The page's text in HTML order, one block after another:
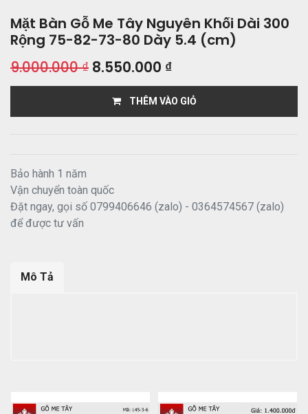
Mặt Bàn Gỗ Me Tây Nguyên Khối Dài 300
Rộng 75-82-73-80 Dày 5.4 (cm)
9.000.000₫ 8.550.000 ₫
THÊM VÀO GIỎ
Bảo hành 1 năm
Vận chuyển toàn quốc
Đặt ngay, gọi số 0799406646 (zalo) - 0364574567 (zalo)
để được tư vấn
Mô Tả